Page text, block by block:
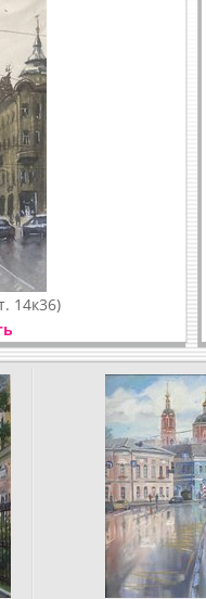
14к36)